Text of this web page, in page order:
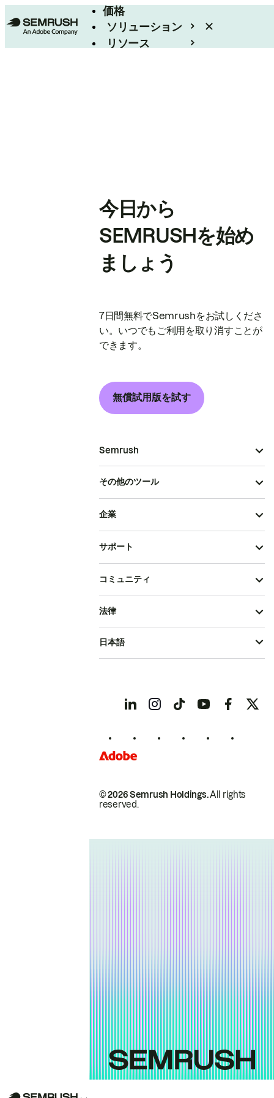
価格
ソリューション
リソース
今日から
SEMRUSHを始め
ましょう
7日間無料でSemrushをお試しくださ
い。いつでもご利用を取り消すことが
できます。
無償試用版を試す
Semrush
その他のツール
企業
サポート
コミュニティ
© 2026 Semrush Holdings.All rights
reserved.
法律
日本語